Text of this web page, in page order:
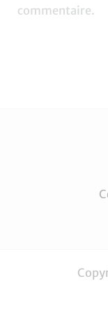
commentaire.